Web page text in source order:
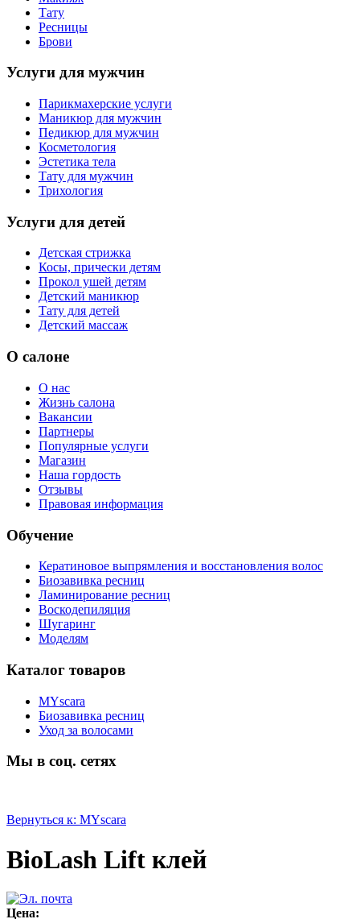
Тату
Ресницы
Брови
Услуги для мужчин
Парикмахерские услуги
Маникюр для мужчин
Педикюр для мужчин
Косметология
Эстетика тела
Тату для мужчин
Трихология
Услуги для детей
Детская стрижка
Косы, прически детям
Прокол ушей детям
Детский маникюр
Тату для детей
Детский массаж
О салоне
О нас
Жизнь салона
Вакансии
Партнеры
Популярные услуги
Магазин
Наша гордость
Отзывы
Правовая информация
Обучение
Кератиновое выпрямления и восстановления волос
Биозавивка ресниц
Ламинирование ресниц
Воскодепиляция
Шугаринг
Моделям
Каталог товаров
MYscara
Биозавивка ресниц
Уход за волосами
Мы в соц. сетях
Вернуться к: MYscara
BioLash Lift клей
Цена: